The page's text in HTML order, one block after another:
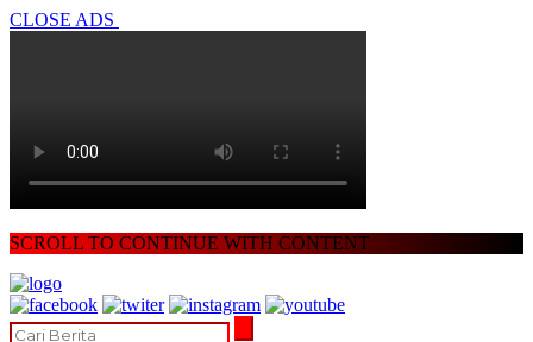
CLOSE ADS
SCROLL TO CONTINUE WITH CONTENT